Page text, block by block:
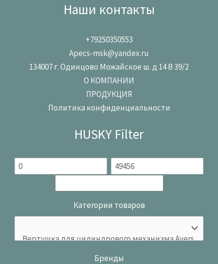
Наши контакты
+79250350553
Apecs-msk@yandex.ru
134007 г. Одинцово Можайское ш. д 14 В 39/2
О КОМПАНИИ
ПРОДУКЦИЯ
Политика конфиденциальности
HUSKY Filter
Категории товаров
Бренды